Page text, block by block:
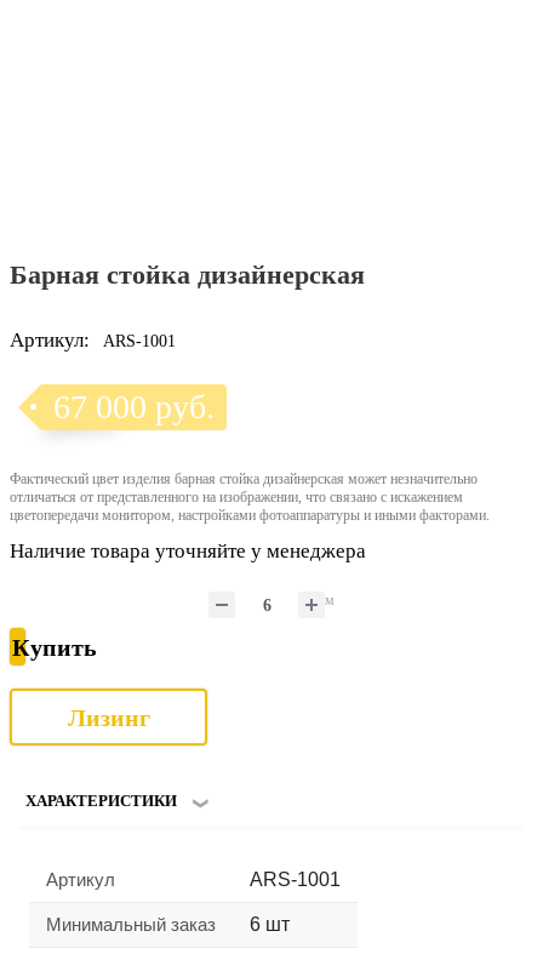
Барная стойка дизайнерская
Артикул: ARS-1001
67 000 руб.
Фактический цвет изделия барная стойка дизайнерская может незначительно
отличаться от представленного на изображении, что связано с искажением
цветопередачи монитором, настройками фотоаппаратуры и иными факторами.
Наличие товара уточняйте у менеджера
м
Купить
Лизинг
ХАРАКТЕРИСТИКИ
Артикул ARS-1001
Минимальный заказ 6 шт